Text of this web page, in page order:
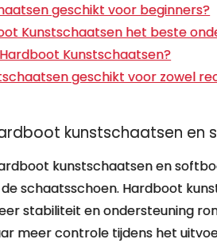
geschikt voor beginners?
Kunstschaatsen het beste
Kunstschaatsen?
geschikt voor zowel
kunstschaatsen
kunstschaatsen en
schaatsschoen. Hardboot
stabiliteit en ondersteuning
meer controle tijdens het